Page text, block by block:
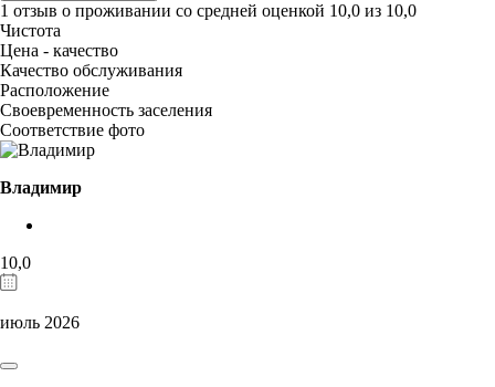
1 отзыв о проживании со средней оценкой 10,0 из 10,0
Чистота
Цена - качество
Качество обслуживания
Расположение
Своевременность заселения
Соответствие фото
Владимир
10,0
июль 2026